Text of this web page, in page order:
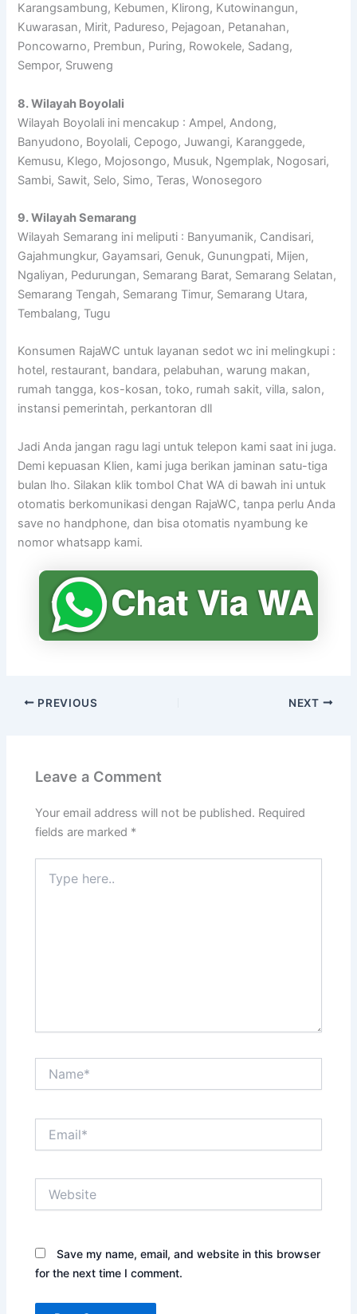
Karangsambung, Kebumen, Klirong, Kutowinangun,
Kuwarasan, Mirit, Padureso, Pejagoan, Petanahan,
Poncowarno, Prembun, Puring, Rowokele, Sadang,
Sempor, Sruweng
8. Wilayah Boyolali
Wilayah Boyolali ini mencakup : Ampel, Andong,
Banyudono, Boyolali, Cepogo, Juwangi, Karanggede,
Kemusu, Klego, Mojosongo, Musuk, Ngemplak, Nogosari,
Sambi, Sawit, Selo, Simo, Teras, Wonosegoro
9. Wilayah Semarang
Wilayah Semarang ini meliputi : Banyumanik, Candisari,
Gajahmungkur, Gayamsari, Genuk, Gunungpati, Mijen,
Ngaliyan, Pedurungan, Semarang Barat, Semarang Selatan,
Semarang Tengah, Semarang Timur, Semarang Utara,
Tembalang, Tugu
Konsumen RajaWC untuk layanan sedot wc ini melingkupi :
hotel, restaurant, bandara, pelabuhan, warung makan,
rumah tangga, kos-kosan, toko, rumah sakit, villa, salon,
instansi pemerintah, perkantoran dll
Jadi Anda jangan ragu lagi untuk telepon kami saat ini juga.
Demi kepuasan Klien, kami juga berikan jaminan satu-tiga
bulan lho. Silakan klik tombol Chat WA di bawah ini untuk
otomatis berkomunikasi dengan RajaWC, tanpa perlu Anda
save no handphone, dan bisa otomatis nyambung ke
nomor whatsapp kami.
PREVIOUS NEXT
Leave a Comment
Your email address will not be published. Required
fields are marked *
here..
Save my name, email, and website in this browser
for the next time I comment.